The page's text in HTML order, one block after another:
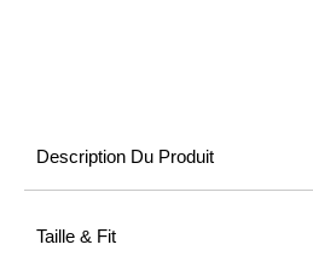
Description Du Produit
Taille & Fit